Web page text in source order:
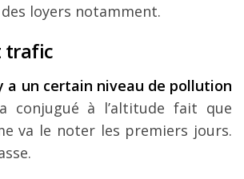
loyers notamment.
trafic
a un certain niveau de pollution
conjugué à l’altitude fait que
va le noter les premiers jours.